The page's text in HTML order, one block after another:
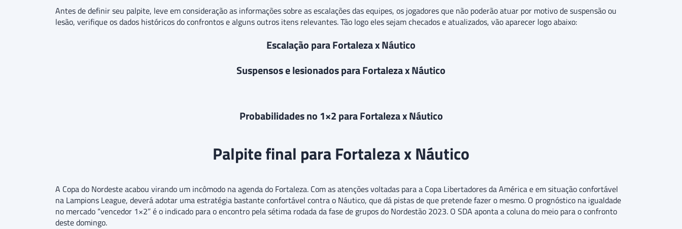
Antes de definir seu palpite, leve em consideração as informações sobre as escalações das equipes, os jogadores que não poderão atuar por motivo de suspensão ou
lesão, verifique os dados históricos do confrontos e alguns outros itens relevantes. Tão logo eles sejam checados e atualizados, vão aparecer logo abaixo:
Escalação para Fortaleza x Náutico
Suspensos e lesionados para Fortaleza x Náutico
Probabilidades no 1×2 para Fortaleza x Náutico
Palpite final para Fortaleza x Náutico
A Copa do Nordeste acabou virando um incômodo na agenda do Fortaleza. Com as atenções voltadas para a Copa Libertadores da América e em situação confortável
na Lampions League, deverá adotar uma estratégia bastante confortável contra o Náutico, que dá pistas de que pretende fazer o mesmo. O prognóstico na igualdade
no mercado “vencedor 1×2” é o indicado para o encontro pela sétima rodada da fase de grupos do Nordestão 2023. O SDA aponta a coluna do meio para o confronto
deste domingo.